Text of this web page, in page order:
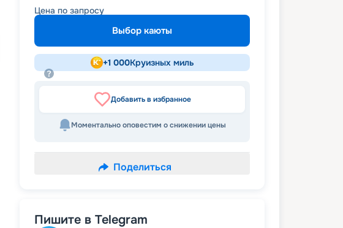
Цена по запросу
Выбор каюты
+1 000Круизных миль
Добавить в избранное
Моментально оповестим о снижении цены
Поделиться
Пишите в Telegram